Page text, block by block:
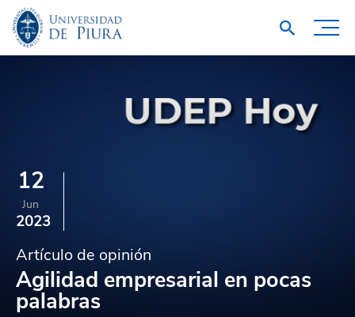
12
Jun
2023
Artículo de opinión
Agilidad empresarial en pocas
palabras